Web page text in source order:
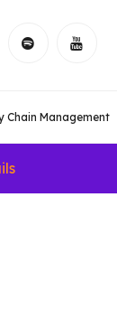
Chain Management